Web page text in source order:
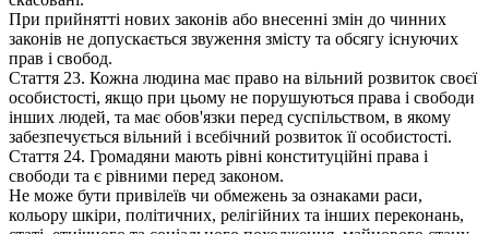
При прийнятті нових законів або внесенні змін до чинних
законів не допускається звуження змісту та обсягу існуючих
прав і свобод.
Стаття 23. Кожна людина має право на вільний розвиток своєї
особистості, якщо при цьому не порушуються права і свободи
інших людей, та має обов'язки перед суспільством, в якому
забезпечується вільний і всебічний розвиток її особистості.
Стаття 24. Громадяни мають рівні конституційні права і
свободи та є рівними перед законом.
Не може бути привілеїв чи обмежень за ознаками раси,
кольору шкіри, політичних, релігійних та інших переконань,